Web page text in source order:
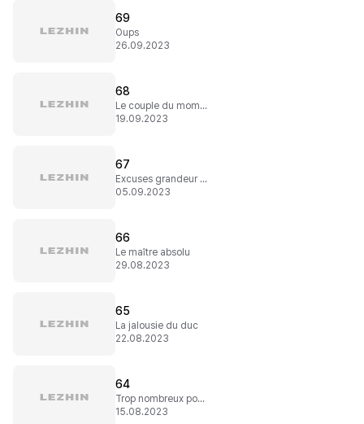
69
Oups
26.09.2023
68
Le couple du moment !
19.09.2023
67
Excuses grandeur nature
05.09.2023
66
Le maître absolu
29.08.2023
65
La jalousie du duc
22.08.2023
64
Trop nombreux pour un hasard
15.08.2023